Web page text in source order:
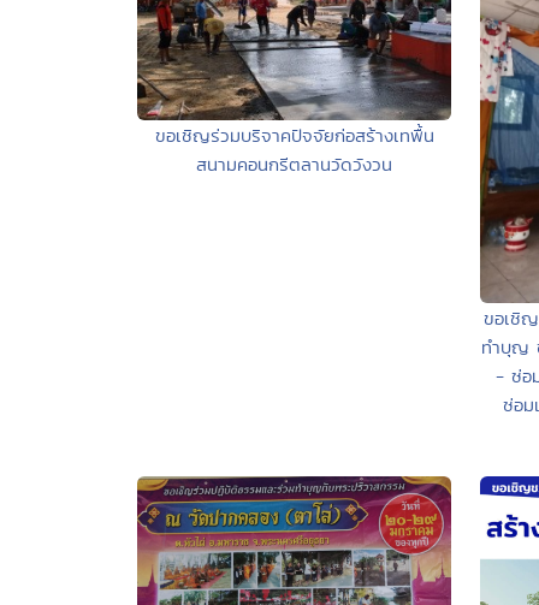
ขอเชิญร่วมบริจาคปัจจัยก่อสร้างเทพื้น
สนามคอนกรีตลานวัดวังวน
ขอเชิ
ทำบุญ
- ซ่อ
ซ่อม